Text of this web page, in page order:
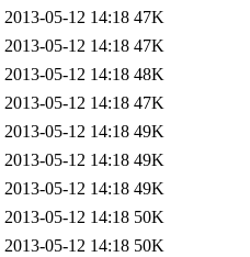
2013-05-12 14:18 47K
2013-05-12 14:18 47K
2013-05-12 14:18 48K
2013-05-12 14:18 47K
2013-05-12 14:18 49K
2013-05-12 14:18 49K
2013-05-12 14:18 49K
2013-05-12 14:18 50K
2013-05-12 14:18 50K